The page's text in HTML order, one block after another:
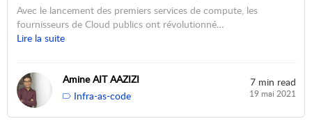
Avec le lancement des premiers services de compute, les
fournisseurs de Cloud publics ont révolutionné…
Lire la suite
Amine AIT AAZIZI
Infra-as-code
7 min read
19 mai 2021